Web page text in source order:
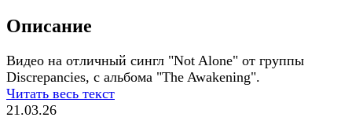
Описание
Видео на отличный сингл "Not Alone" от группы
Discrepancies, с альбома "The Awakening".
Читать весь текст
21.03.26